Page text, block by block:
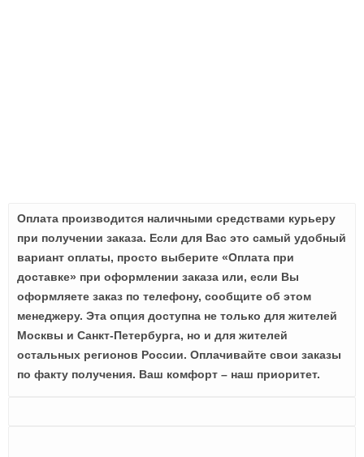
Оплата производится наличными средствами курьеру
при получении заказа. Если для Вас это самый удобный
вариант оплаты, просто выберите «Оплата при
доставке» при оформлении заказа или, если Вы
оформляете заказ по телефону, сообщите об этом
менеджеру. Эта опция доступна не только для жителей
Москвы и Санкт-Петербурга, но и для жителей
остальных регионов России. Оплачивайте свои заказы
по факту получения. Ваш комфорт – наш приоритет.